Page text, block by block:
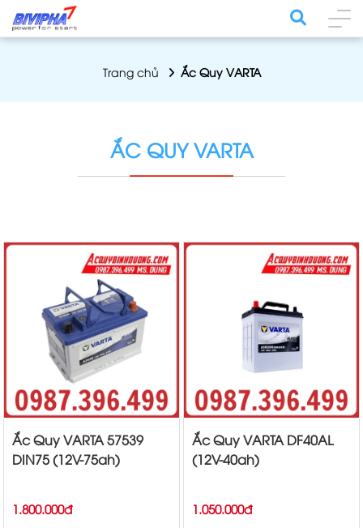
Trang chủ Ắc Quy VARTA
ẮC QUY VARTA
Ắc Quy VARTA 57539
DIN75 (12V-75ah)
1.800.000đ
Ắc Quy VARTA DF40AL
(12V-40ah)
1.050.000đ